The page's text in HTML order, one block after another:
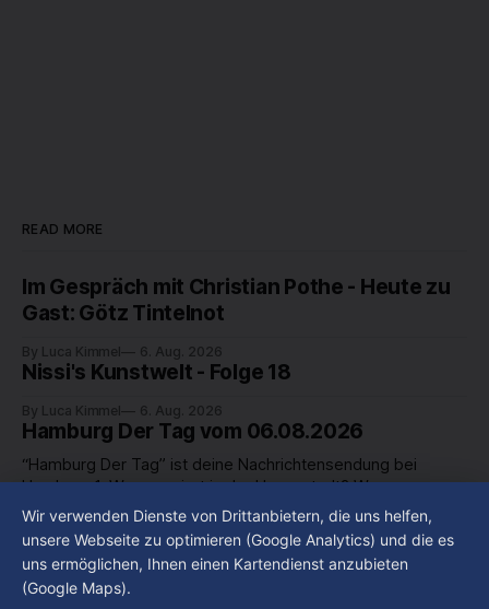
READ MORE
Im Gespräch mit Christian Pothe - Heute zu
Gast: Götz Tintelnot
By Luca Kimmel 6. Aug. 2026
Nissi's Kunstwelt - Folge 18
By Luca Kimmel 6. Aug. 2026
Hamburg Der Tag vom 06.08.2026
“Hamburg Der Tag” ist deine Nachrichtensendung bei
Hamburg 1. Was passiert in der Hansestadt? Was
beschäftigt die Hamburgerinnen und Hamburger? Was steht
in unserer Stadt an? Fragen, die von Montag bis Freitag LIVE
um 18 Uhr beantwortet werden - auf YouTube und im TV.
By Luca Kimmel 6. Aug. 2026
Hamburg Der Tag vom 05.08.2026
“Hamburg Der Tag” ist deine Nachrichtensendung bei
Hamburg 1. Was passiert in der Hansestadt? Was
Wir verwenden Dienste von Drittanbietern, die uns helfen,
unsere Webseite zu optimieren (Google Analytics) und die es
uns ermöglichen, Ihnen einen Kartendienst anzubieten
(Google Maps).